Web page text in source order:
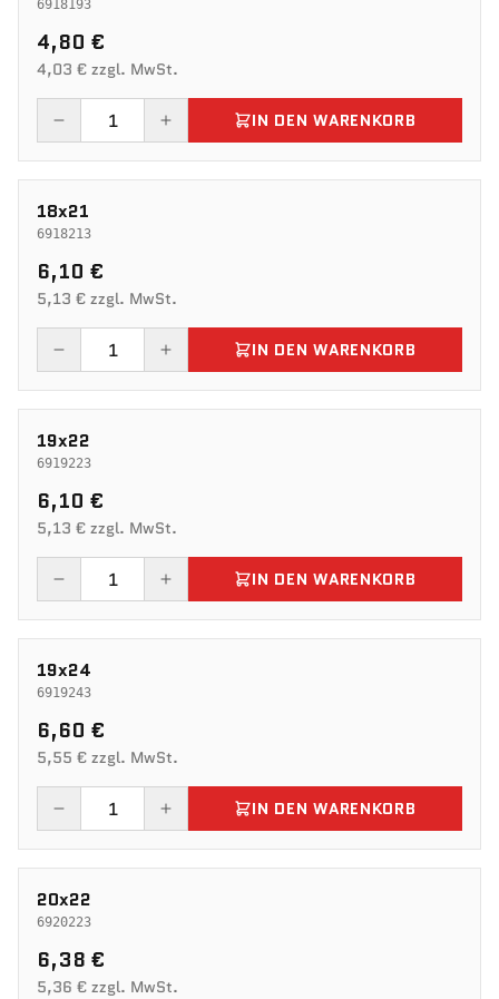
6918193
4,80 €
4,03 € zzgl. MwSt.
IN DEN WARENKORB
18x21
6918213
6,10 €
5,13 € zzgl. MwSt.
IN DEN WARENKORB
19x22
6919223
6,10 €
5,13 € zzgl. MwSt.
IN DEN WARENKORB
19x24
6919243
6,60 €
5,55 € zzgl. MwSt.
IN DEN WARENKORB
20x22
6920223
6,38 €
5,36 € zzgl. MwSt.